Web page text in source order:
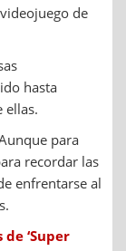
de
hasta
ellas.
para
recordar las
enfrentarse al
‘Super